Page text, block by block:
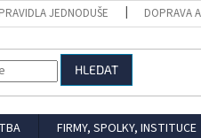
PRAVIDLA JEDNODUŠE DOPRAVA
HLEDAT
FIRMY, SPOLKY, INSTITUCE